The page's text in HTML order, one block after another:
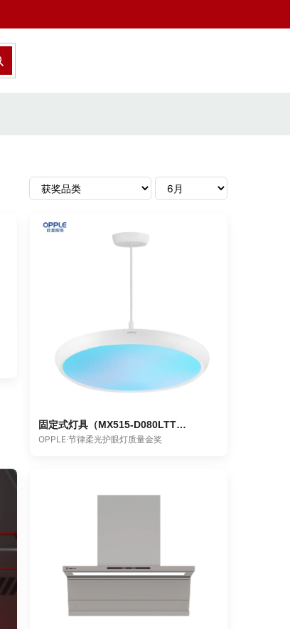
固定式灯具（MX515-D080LTTYY-001）
OPPLE·节律柔光护眼灯质量金奖